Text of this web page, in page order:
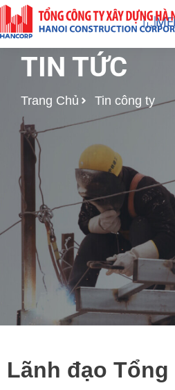
Nhảy
tới
nội
dungTIN TỨC
Trang Chủ Tin công ty
Lãnh đạo